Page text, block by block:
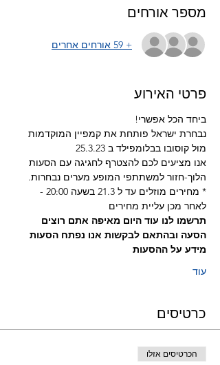
מספר אורחים
+ 59 אורחים אחרים
פרטי האירוע
ביחד הכל אפשרי!
נבחרת ישראל פותחת את קמפיין המוקדמות
מול קוסובו בבלומפילד ב 25.3.23
אנו מציעים לכם להצטרף לחגיגה עם הסעות
הלוך-חזור למשתתפי המופע מערים נבחרות.
* מחירים מוזלים עד ל 21.3 בשעה 20:00 -
לאחר מכן עליית מחירים
תרשמו לנו עוד היום מאיפה אתם רוצים
הסעה ובהתאם לבקשות אנו נפתח הסעות
מידע על ההסעות
עוד
כרטיסים
הכרטיסים אזלו